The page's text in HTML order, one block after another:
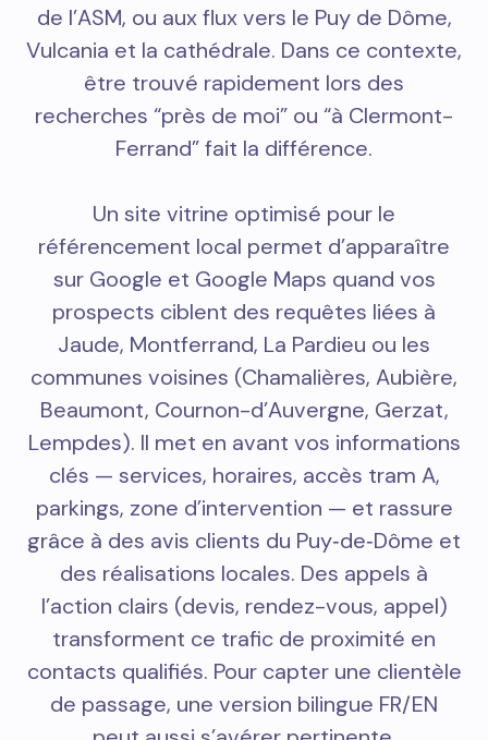
de l’ASM, ou aux flux vers le Puy de Dôme,
Vulcania et la cathédrale. Dans ce contexte,
être trouvé rapidement lors des
recherches “près de moi” ou “à Clermont-
Ferrand” fait la différence.
Un site vitrine optimisé pour le
référencement local permet d’apparaître
sur Google et Google Maps quand vos
prospects ciblent des requêtes liées à
Jaude, Montferrand, La Pardieu ou les
communes voisines (Chamalières, Aubière,
Beaumont, Cournon-d’Auvergne, Gerzat,
Lempdes). Il met en avant vos informations
clés — services, horaires, accès tram A,
parkings, zone d’intervention — et rassure
grâce à des avis clients du Puy‑de‑Dôme et
des réalisations locales. Des appels à
l’action clairs (devis, rendez-vous, appel)
transforment ce trafic de proximité en
contacts qualifiés. Pour capter une clientèle
de passage, une version bilingue FR/EN